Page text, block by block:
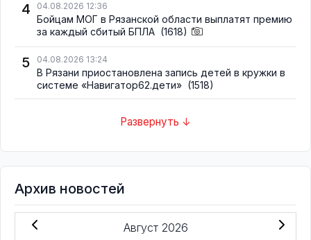
4 04.08.2026 12:36
Бойцам МОГ в Рязанской области выплатят премию
за каждый сбитый БПЛА (1618)
5 04.08.2026 13:24
В Рязани приостановлена запись детей в кружки в
системе «Навигатор62.дети» (1518)
Развернуть ↓
Архив новостей
Август 2026